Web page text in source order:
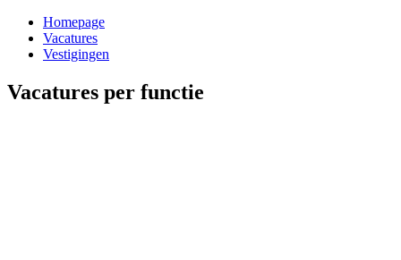
Homepage
Vacatures
Vestigingen
Vacatures per functie